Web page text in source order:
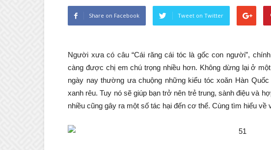
Share on Facebook Tweet on Twitter
Người xưa có câu “Cái răng cái tóc là gốc con người”,
càng được chị em chú trọng nhiều hơn. Không dừng lại ở
ngày nay thường ưa chuộng những kiểu tóc xoăn Hàn
xanh rêu. Tuy nó sẽ giúp bạn trở nên trẻ trung, sành điệu và
nhiều cũng gây ra một số tác hại đến cơ thể. Cùng tìm hiểu về